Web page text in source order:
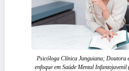
Psicóloga Clínica Junguiana; Doutora
enfoque em Saúde Mental Infantojuvenil